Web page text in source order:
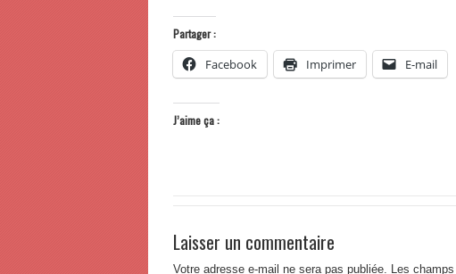
Partager :
Facebook Imprimer E-mail
J’aime ça :
Laisser un commentaire
Votre adresse e-mail ne sera pas publiée. Les